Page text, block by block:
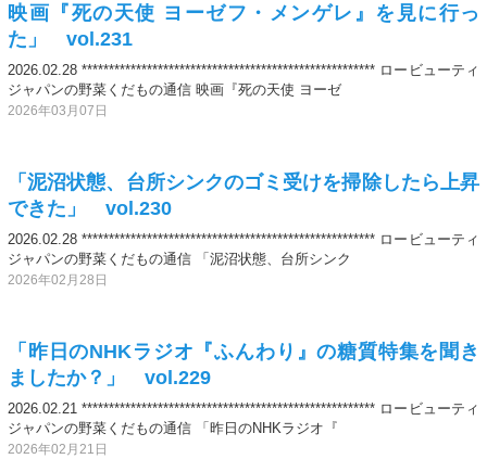
映画『死の天使 ヨーゼフ・メンゲレ』を見に行っ
た」 vol.231
2026.02.28 ****************************************************** ロービューティ
ジャパンの野菜くだもの通信 映画『死の天使 ヨーゼ
2026年03月07日
「泥沼状態、台所シンクのゴミ受けを掃除したら上昇
できた」 vol.230
2026.02.28 ****************************************************** ロービューティ
ジャパンの野菜くだもの通信 「泥沼状態、台所シンク
2026年02月28日
「昨日のNHKラジオ『ふんわり』の糖質特集を聞き
ましたか？」 vol.229
2026.02.21 ****************************************************** ロービューティ
ジャパンの野菜くだもの通信 「昨日のNHKラジオ『
2026年02月21日